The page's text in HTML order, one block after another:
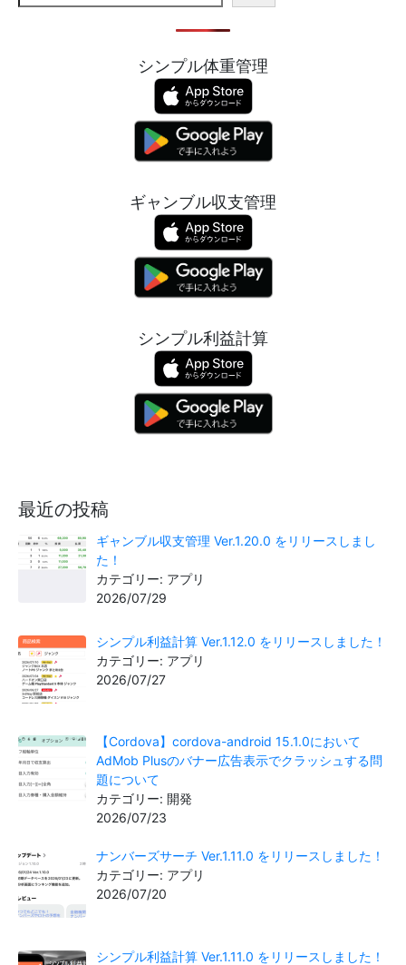
シンプル体重管理
ギャンブル収支管理
シンプル利益計算
最近の投稿
ギャンブル収支管理 Ver.1.20.0 をリリースしまし
た！
カテゴリー: アプリ
2026/07/29
シンプル利益計算 Ver.1.12.0 をリリースしました！
カテゴリー: アプリ
2026/07/27
【Cordova】cordova-android 15.1.0において
AdMob Plusのバナー広告表示でクラッシュする問
題について
カテゴリー: 開発
2026/07/23
ナンバーズサーチ Ver.1.11.0 をリリースしました！
カテゴリー: アプリ
2026/07/20
シンプル利益計算 Ver.1.11.0 をリリースしました！